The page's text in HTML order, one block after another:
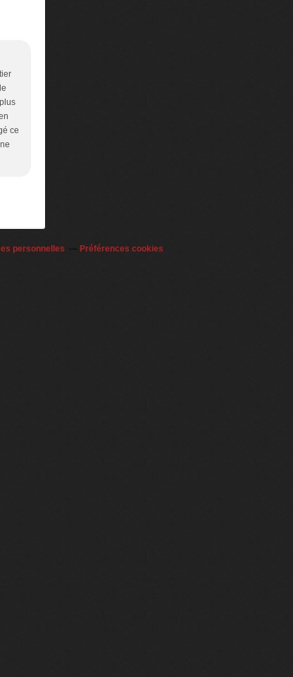
ce
personnelles Préférences cookies